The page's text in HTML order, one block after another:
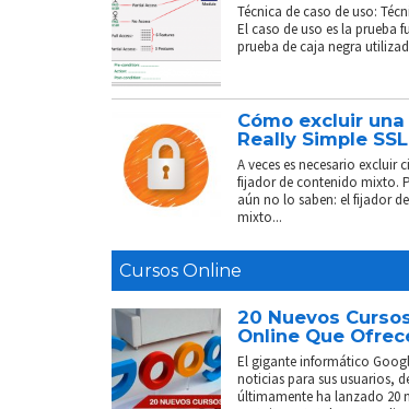
Técnica de caso de uso:
El caso de uso es la prueba
prueba de caja negra
Cómo excluir una
Really Simple SSL
A veces es necesario excluir
fijador de contenido mixto.
aún no lo saben: el fijador
mixto...
Cursos Online
20 Nuevos
Online Que
El gigante informático
noticias para sus usuarios,
últimamente ha lanzado 20